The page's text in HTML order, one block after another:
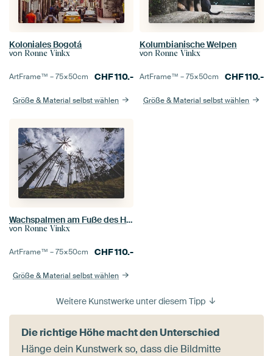
Koloniales Bogotá
von Ronne Vinkx
ArtFrame™ –75×50cm CHF110.-
Größe & Material selbst wählen
Kolumbianische Welpen
von Ronne Vinkx
ArtFrame™ –75×50cm CHF110.-
Größe & Material selbst wählen
Wachspalmen am Fuße des Hügels
von Ronne Vinkx
ArtFrame™ –75×50cm CHF110.-
Größe & Material selbst wählen
Weitere Kunstwerke unter diesem Tipp
Die richtige Höhe macht den Unterschied
Hänge dein Kunstwerk so, dass die Bildmitte